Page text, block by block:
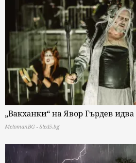
„Вакханки“ на Явор Гърдев
MelomanBG - Sled5.bg